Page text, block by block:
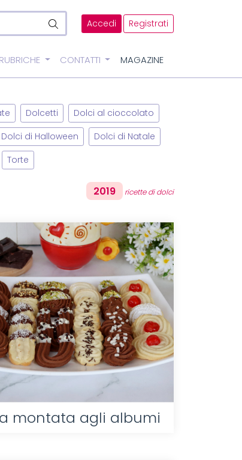
Accedi Registrati
RUBRICHE CONTATTI MAGAZINE
Dolcetti Dolci al cioccolato
Dolci di Halloween Dolci di Natale
Torte
2019 ricette di dolci
montata agli albumi